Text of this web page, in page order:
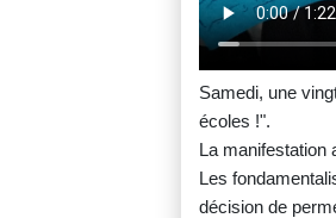
Samedi, une
écoles !".
La manifestation
Les
décision de